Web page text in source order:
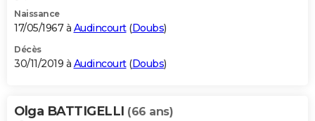
Naissance
17/05/1967 à Audincourt(Doubs)
Décès
30/11/2019 à Audincourt(Doubs)
Olga BATTIGELLI (66 ans)